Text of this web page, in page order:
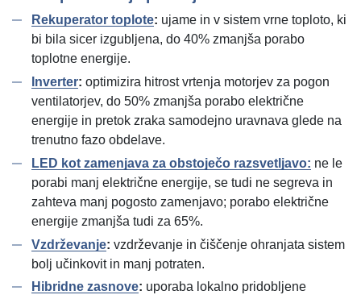
Rekuperator toplote: ujame in v sistem vrne toploto, ki
bi bila sicer izgubljena, do 40% zmanjša porabo
toplotne energije.
Inverter: optimizira hitrost vrtenja motorjev za pogon
ventilatorjev, do 50% zmanjša porabo električne
energije in pretok zraka samodejno uravnava glede na
trenutno fazo obdelave.
LED kot zamenjava za obstoječo razsvetljavo: ne le
porabi manj električne energije, se tudi ne segreva in
zahteva manj pogosto zamenjavo; porabo električne
energije zmanjša tudi za 65%.
Vzdrževanje: vzdrževanje in čiščenje ohranjata sistem
bolj učinkovit in manj potraten.
Hibridne zasnove: uporaba lokalno pridobljene